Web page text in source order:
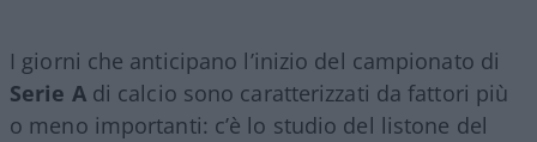
I giorni che anticipano l’inizio del campionato di
Serie Adi calcio sono caratterizzati da fattori più
o meno importanti: c’è lo studio del listone del